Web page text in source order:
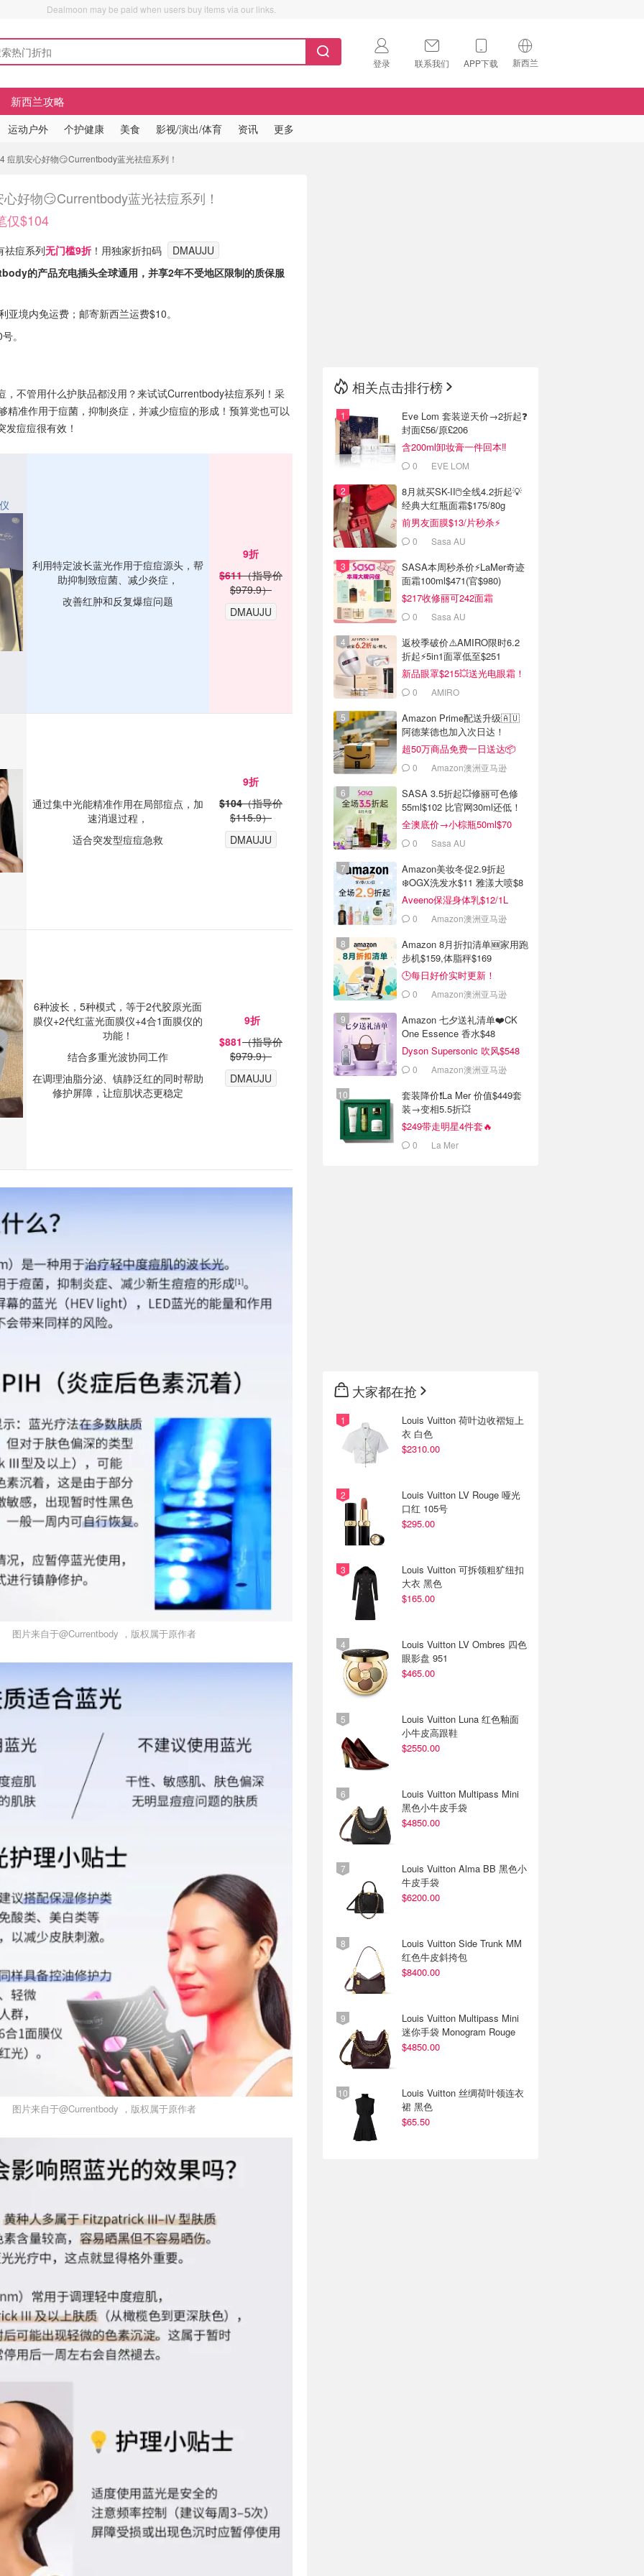
Dealmoon may be paid when users buy items via our links.
登录 联系我们 APP下载 新西兰
🇺🇸
新西兰攻略
运动户外 个护健康 美食 影视/演出/体育 资讯 更多
痘肌安心好物😏Currentbody蓝光祛痘系列！
好物😏Currentbody蓝光祛痘系列！
仅$104
祛痘系列无门槛9折 ！用独家折扣码
DMAUJU
的产品充电插头全球通用，并享2年不受地区限制的质保服
亚境内免运费；邮寄新西兰运费$10。
。
，不管用什么护肤品都没用？来试试Currentbody祛痘系列！采
精准作用于痘菌，抑制炎症，并减少痘痘的形成！预算党也可以
发痘痘很有效！
利用特定波长蓝光作用于痘痘源头，帮
助抑制致痘菌、减少炎症，
改善红肿和反复爆痘问题
9折
$611（指导价
$979.9）
DMAUJU
通过集中光能精准作用在局部痘点，加
速消退过程，
适合突发型痘痘急救
9折
$104（指导价
$115.9）
DMAUJU
6种波长，5种模式，等于2代胶原光面
膜仪+2代红蓝光面膜仪+4合1面膜仪的
功能！
结合多重光波协同工作
在调理油脂分泌、镇静泛红的同时帮助
修护屏障，让痘肌状态更稳定
9折
$881（指导价
$979.9）
DMAUJU
图片来自于@Currentbody ，版权属于原作者
图片来自于@Currentbody ，版权属于原作者
相关点击排行榜
Eve Lom 套装逆天价→2折起❓
封面£56/原£206
含200ml卸妆膏一件回本‼️
0 EVE LOM
8月就买SK-II🖱️全线4.2折起💡
经典大红瓶面霜$175/80g
前男友面膜$13/片秒杀⚡️
0 Sasa AU
SASA本周秒杀价⚡️LaMer奇迹
面霜100ml$471(官$980)
$217收修丽可242面霜
0 Sasa AU
返校季破价⚠️AMIRO限时6.2
折起⚡️5in1面罩低至$251
新品眼罩$215💥送光电眼霜！
0 AMIRO
Amazon Prime配送升级🇦🇺
阿德莱德也加入次日达！
超50万商品免费一日送达📦
0 Amazon澳洲亚马逊
SASA 3.5折起💥修丽可色修
55ml$102 比官网30ml还低！
全澳底价→小棕瓶50ml$70
0 Sasa AU
Amazon美妆冬促2.9折起
❄️OGX洗发水$11 雅漾大喷$8
Aveeno保湿身体乳$12/1L
0 Amazon澳洲亚马逊
Amazon 8月折扣清单🆕家用跑
步机$159,体脂秤$169
🕒每日好价实时更新！
0 Amazon澳洲亚马逊
Amazon 七夕送礼清单❤️CK
One Essence 香水$48
Dyson Supersonic 吹风$548
0 Amazon澳洲亚马逊
套装降价❗️La Mer 价值$449套
装→变相5.5折💥
$249带走明星4件套🔥
0 La Mer
大家都在抢
Louis Vuitton 荷叶边收褶短上
衣 白色
$2310.00
Louis Vuitton LV Rouge 哑光
口红 105号
$295.00
Louis Vuitton 可拆领粗犷纽扣
大衣 黑色
$165.00
Louis Vuitton LV Ombres 四色
眼影盘 951
$465.00
Louis Vuitton Luna 红色釉面
小牛皮高跟鞋
$2550.00
Louis Vuitton Multipass Mini
黑色小牛皮手袋
$4850.00
Louis Vuitton Alma BB 黑色小
牛皮手袋
$6200.00
Louis Vuitton Side Trunk MM
红色牛皮斜挎包
$8400.00
Louis Vuitton Multipass Mini
迷你手袋 Monogram Rouge
$4850.00
Louis Vuitton 丝绸荷叶领连衣
裙 黑色
$65.50